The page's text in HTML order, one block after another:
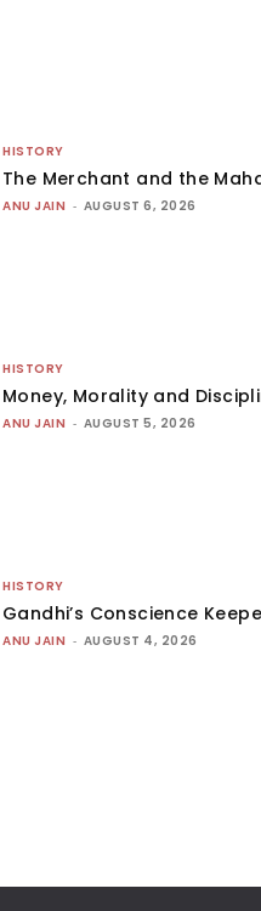
HISTORY
The Merchant and the
ANU JAIN - AUGUST 6, 2026
HISTORY
Money, Morality and
ANU JAIN - AUGUST 5, 2026
HISTORY
Gandhi’s Conscience
ANU JAIN - AUGUST 4, 2026